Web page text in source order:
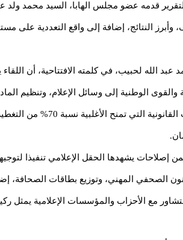
قدمه عضو مجلس الهابا، السيد محمد ولد
وأبرز النتائج، إضافة إلى واقع التعددية على
عبد الله لحبيب، في كلمته الافتتاحية، أن
الوطنية إلى وسائل الإعلام، وتنظيم المادة
إصلاحات يشهدها الحقل الإعلامي تنفيذا
قانون الصحفي المهني، وتوزيع بطاقات
مع الأحزاب والمؤسسات الإعلامية يمثل